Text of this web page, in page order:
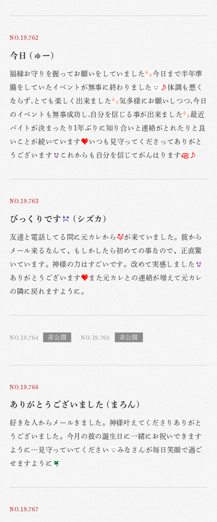
NO.19,762
今日 (ゅー)
福縁お守りを握ってお願いをしていました
今日まで半年準
備をしていたイベントが無事に終わりました
体調も悪く
ならず,とても楽しく出来ました
気多様にお願いしつつ,今日
のイベントも無事成功し,自分を信じる事が出来ました
最近
バイトが決まったり1年ぶりに知り合いと連絡がとれたりと良
いことが続いています
いつも見守ってくださってありがと
うございます
これからも自分を信じてがんはります
NO.19,763
びっくりです (シズカ)
友達と電話してる間に元カレから
が来ていました。彼から
メール来るなんて、もしかしたら初めての事なので、正直驚
いています。神様の力はすごいです。改めて実感しました
ありがとうございます
また元カレとの連絡が増えて元カレ
の隣に戻れますように。
NO.19,764 NO.19,765
NO.19,766
ありがとうございました (まろん)
好きな人からメールきました。神様叶えてくださりありがと
うございました。今月の彼の誕生日に一緒にお祝いできます
ように…見守っていてください
みなさんが毎日笑顔で過ご
せますように
NO.19,767